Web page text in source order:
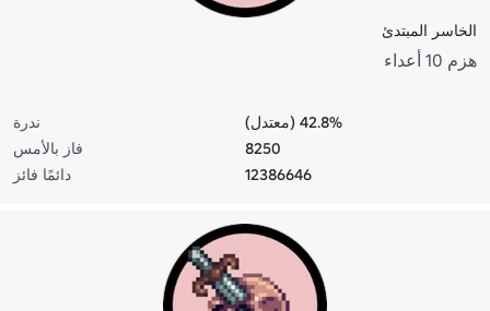
الخاسر المبتدئ
هزم 10 أعداء
ندرة
42.8% (معتدل)
فاز بالأمس
8250
دائمًا فائز
12386646